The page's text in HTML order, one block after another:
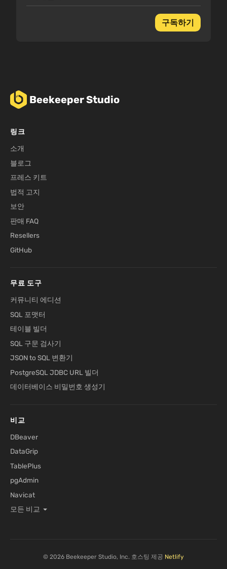
구독하기
Beekeeper Studio
링크
소개
블로그
프레스 키트
법적 고지
보안
판매 FAQ
Resellers
GitHub
무료 도구
커뮤니티 에디션
SQL 포맷터
테이블 빌더
SQL 구문 검사기
JSON to SQL 변환기
PostgreSQL JDBC URL 빌더
데이터베이스 비밀번호 생성기
비교
DBeaver
DataGrip
TablePlus
pgAdmin
Navicat
모든 비교
© 2026 Beekeeper Studio, Inc. 호스팅 제공 Netlify